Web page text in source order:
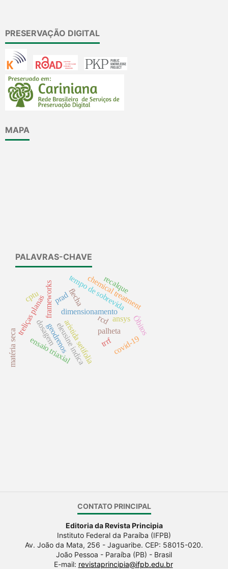
PRESERVAÇÃO DIGITAL
MAPA
PALAVRAS-CHAVE
frameworks
aristida setifolia
dimensionamento
treliças planas
cptu
palheta
trrf
tempo de sobrevida
Óbitos
covid-19
chemical treatment
dosagemeleusine indica
ansys
flecha
rcd
ensaio triaxial
prad
matéria seca geodrenos
recalque
CONTATO PRINCIPAL
Editoria da Revista Principia
Instituto Federal da Paraíba (IFPB)
Av. João da Mata, 256 - Jaguaribe. CEP: 58015-020.
João Pessoa - Paraíba (PB) - Brasil
E-mail: revistaprincipia@ifpb.edu.br